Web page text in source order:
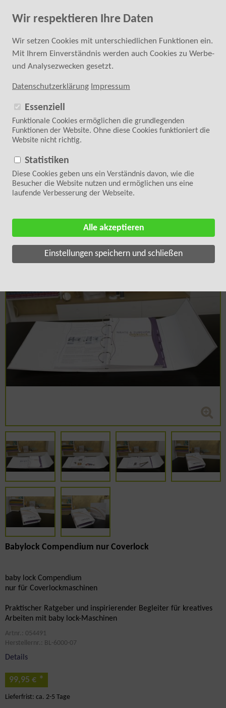
Fachkundige Hilfe bei der Kaufentscheidung
0 24 52 - 6 87 40 20
SUCHE
Zurück zur Übersicht <
Startseite>Zubehör>Overlock-Zubehör>Babylock Zubehör
Babylock Compendium nur Coverlock
baby lock Compendium
nur für Coverlockmaschinen
Praktischer Ratgeber und inspirierender Begleiter für kreatives
Arbeiten mit baby lock-Maschinen
Artnr.: 054491
Herstellernr.: BL-6000-07
Details
99,95 € *
Lieferfrist: ca. 2-5 Tage
Wir respektieren Ihre Daten
Wir setzen Cookies mit unterschiedlichen Funktionen ein.
Mit Ihrem Einverständnis werden auch Cookies zu Werbe-
und Analysezwecken gesetzt.
Datenschutzerklärung Impressum
Essenziell
Funktionale Cookies ermöglichen die grundlegenden
Funktionen der Website. Ohne diese Cookies funktioniert die
Website nicht richtig.
Statistiken
Diese Cookies geben uns ein Verständnis davon, wie die
Besucher die Website nutzen und ermöglichen uns eine
laufende Verbesserung der Webseite.
Alle akzeptieren
Einstellungen speichern und schließen